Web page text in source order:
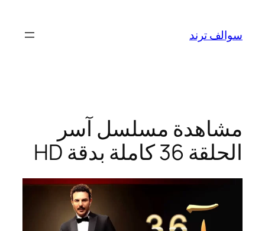
المحتوى
سوالف ترند
مشاهدة مسلسل آسر
الحلقة 36 كاملة بدقة HD